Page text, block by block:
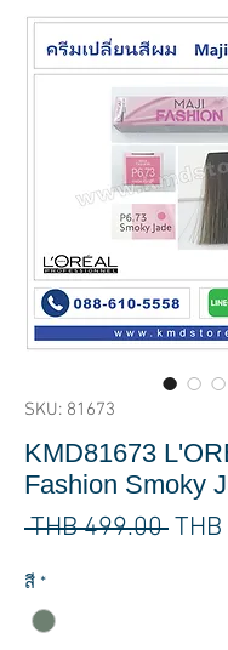
SKU: 81673
KMD81673
Fashion Smoky
THB 499.00
สี *